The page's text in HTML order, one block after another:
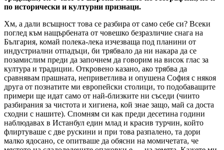
по исторически и културни признаци.
Хм, а дали всъщност това се разбира от само себе си? Всеки
поглед към нащърбената от човешко безразличие снага на
България, комай полека-лека изчезваща под планини от
индустриални отпадъци, би трябвало да ни накара да се
позамислим преди да започнем да говорим на висок глас за
култура и традиции. Откровено казано, ако трябва да
сравнявам прашната, неприветлива и опушена София с някоя
друга от познатите ми европейски столици, то подобаващите
примери ще идат само от най-близките ни съседи (чиито
разбирания за чистота и хигиена, кой знае защо, май са доста
сходни с нашите). Спомням си как преди десетина години
наблюдавах в Истанбул един млад и красив турчин, който
флиртуваше с две рускини и при това разпалено, та дори
малко ядосано, се опитваше да обясни на момичетата, че